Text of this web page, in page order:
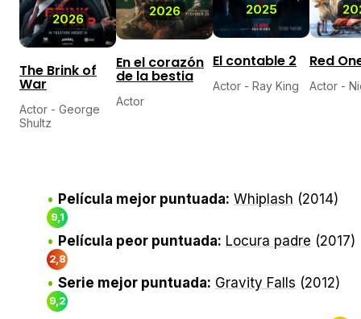
2026
The Brink of
War
Actor - George
Shultz
2026
En el corazón
de la bestia
Actor
2025
El contable 2
Actor - Ray King
Red
Actor -
Película mejor puntuada: Whiplash (2014)
9,1
Película peor puntuada: Locura padre (2017)
2,8
Serie mejor puntuada: Gravity Falls (2012)
9,2